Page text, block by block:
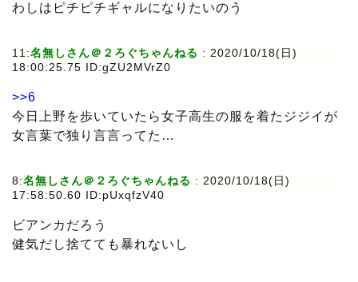
わしはピチピチギャルになりたいのう
11:名無しさん＠２ろぐちゃんねる : 2020/10/18(日)
18:00:25.75 ID:gZU2MVrZ0
>>6
今日上野を歩いていたら女子高生の服を着たジジイが
女言葉で独り言言ってた…
8:名無しさん＠２ろぐちゃんねる : 2020/10/18(日)
17:58:50.60 ID:pUxqfzV40
ビアンカだろう
健気だし捨てても暴れないし